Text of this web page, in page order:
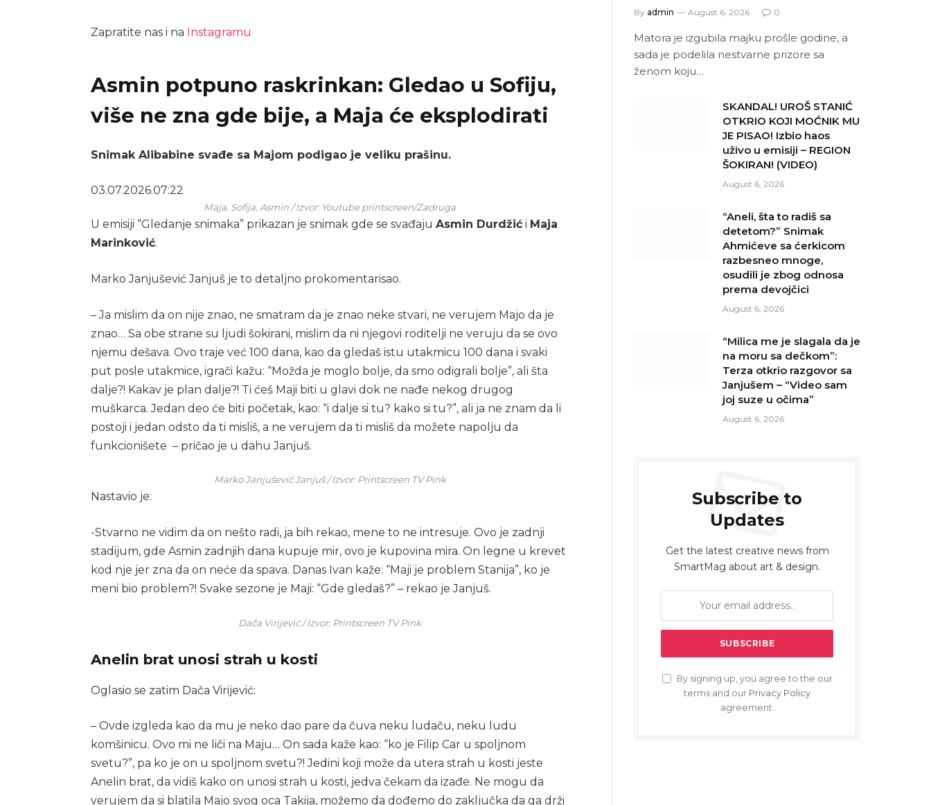
Zapratite nas i na Instagramu
Asmin potpuno raskrinkan: Gledao u Sofiju,
više ne zna gde bije, a Maja će eksplodirati
Snimak Alibabine svađe sa Majom podigao je veliku prašinu.
03.07.2026.07:22
Maja, Sofija, Asmin / Izvor: Youtube printscreen/Zadruga
U emisiji “Gledanje snimaka” prikazan je snimak gde se svađajuAsmin Durdžić i Maja
Marinković.
Marko Janjušević Janjuš je to detaljno prokomentarisao.
– Ja mislim da on nije znao, ne smatram da je znao neke stvari, ne verujem Majo da je
znao… Sa obe strane su ljudi šokirani, mislim da ni njegovi roditelji ne veruju da se ovo
njemu dešava. Ovo traje već 100 dana, kao da gledaš istu utakmicu 100 dana i svaki
put posle utakmice, igrači kažu: “Možda je moglo bolje, da smo odigrali bolje”, ali šta
dalje?! Kakav je plan dalje?! Ti ćeš Maji biti u glavi dok ne nađe nekog drugog
muškarca. Jedan deo će biti početak, kao: “i dalje si tu? kako si tu?”, ali ja ne znam da li
postoji i jedan odsto da ti misliš, a ne verujem da ti misliš da možete napolju da
funkcionišete – pričao je u dahu Janjuš.
Marko Janjušević Janjuš / Izvor: Printscreen TV Pink
Nastavio je:
-Stvarno ne vidim da on nešto radi, ja bih rekao, mene to ne intresuje. Ovo je zadnji
stadijum, gde Asmin zadnjih dana kupuje mir, ovo je kupovina mira. On legne u krevet
kod nje jer zna da on neće da spava. Danas Ivan kaže: “Maji je problem Stanija”, ko je
meni bio problem?! Svake sezone je Maji: “Gde gledaš?” – rekao je Janjuš.
Dača Virijević / Izvor: Printscreen TV Pink
Anelin brat unosi strah u kosti
Oglasio se zatim Dača Virijević:
– Ovde izgleda kao da mu je neko dao pare da čuva neku ludaču, neku ludu
komšinicu. Ovo mi ne liči na Maju… On sada kaže kao: “ko je Filip Car u spoljnom
svetu?”, pa ko je on u spoljnom svetu?! Jedini koji može da utera strah u kosti jeste
Anelin brat, da vidiš kako on unosi strah u kosti, jedva čekam da izađe. Ne mogu da
verujem da si blatila Majo svog oca Takija, možemo da dođemo do zaključka da ga drži
By admin August 6, 2026 0
Matora je izgubila majku prošle godine, a
sada je podelila nestvarne prizore sa
ženom koju…
SKANDAL! UROŠ STANIĆ
OTKRIO KOJI MOĆNIK MU
JE PISAO! Izbio haos
uživo u emisiji – REGION
ŠOKIRAN! (VIDEO)
August 6, 2026
“Aneli, šta to radiš sa
detetom?” Snimak
Ahmićeve sa ćerkicom
razbesneo mnoge,
osudili je zbog odnosa
prema devojčici
August 6, 2026
“Milica me je slagala da je
na moru sa dečkom”:
Terza otkrio razgovor sa
Janjušem – “Video sam
joj suze u očima”
August 6, 2026
Subscribe to
Updates
Get the latest creative news from
SmartMag about art & design.
By signing up, you agree to the our
terms and our Privacy Policy
agreement.